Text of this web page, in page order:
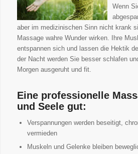
Wenn
aber im medizinischen Sinn nicht krank
Massage wahre Wunder wirken. Ihre
entspannen sich und lassen die Hektik
der Nacht werden Sie besser schlafen
Morgen ausgeruht und fit.
Eine professionelle
und Seele gut:
Verspannungen werden beseitigt,
vermieden
Muskeln und Gelenke bleiben